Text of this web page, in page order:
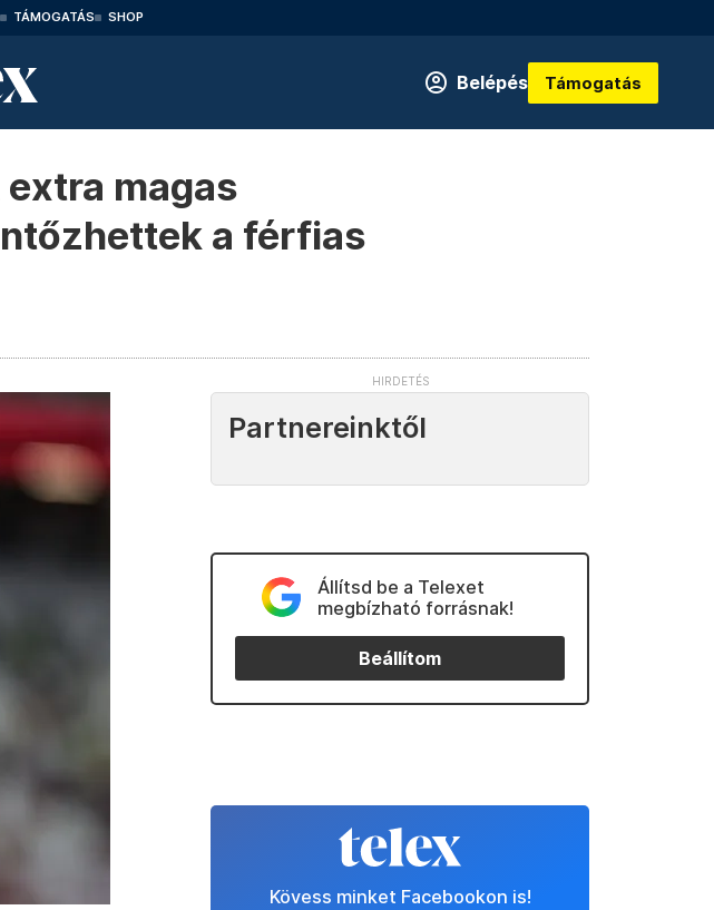
TÁMOGATÁS SHOP
Belépés Támogatás
magas
a férfias
Partnereinktől
Állítsd be a Telexet
megbízható forrásnak!
Beállítom
Kövess minket Facebookon is!